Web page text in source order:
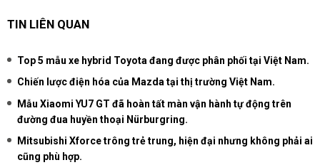
TIN LIÊN QUAN
Top 5 mẫu xe hybrid Toyota đang được phân phối tại Việt Nam.
Chiến lược điện hóa của Mazda tại thị trường Việt Nam.
Mẫu Xiaomi YU7 GT đã hoàn tất màn vận hành tự động trên
đường đua huyền thoại Nürburgring.
Mitsubishi Xforce trông trẻ trung, hiện đại nhưng không phải ai
cũng phù hợp.